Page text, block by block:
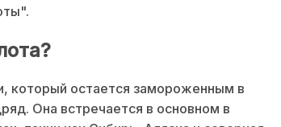
который остается замороженным в
Она встречается в основном в